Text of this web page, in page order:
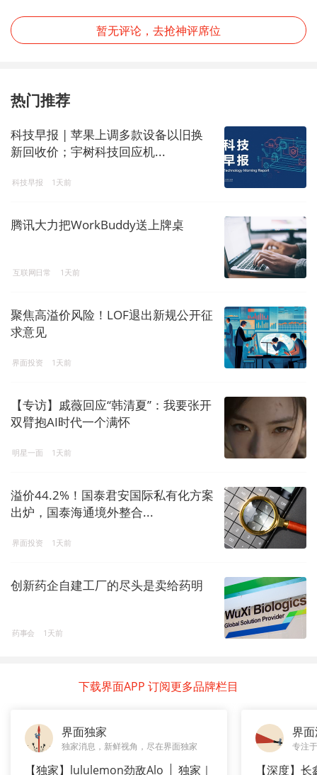
暂无评论，去抢神评席位
热门推荐
科技早报 | 苹果上调多款设备以旧换
新回收价；宇树科技回应机...
科技早报 1天前
腾讯大力把WorkBuddy送上牌桌
互联网日常 1天前
聚焦高溢价风险！LOF退出新规公开征
求意见
界面投资 1天前
【专访】戚薇回应“韩清夏”：我要张开
双臂抱AI时代一个满怀
明星一面 1天前
溢价44.2%！国泰君安国际私有化方案
出炉，国泰海通境外整合...
界面投资 1天前
创新药企自建工厂的尽头是卖给药明
药事会 1天前
下载界面APP 订阅更多品牌栏目
界面独家
独家消息，新鲜视角，尽在界面独家
【独家】lululemon劲敌Alo 独家｜
界
专注
【深度】